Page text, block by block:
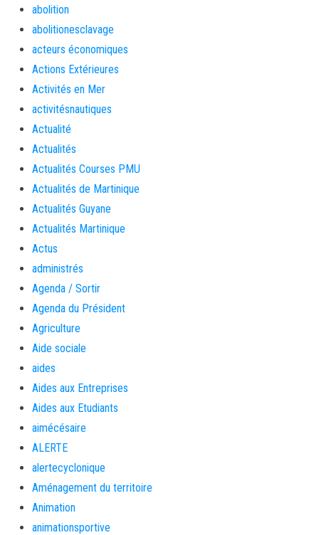
abolition
abolitionesclavage
acteurs économiques
Actions Extérieures
Activités en Mer
activitésnautiques
Actualité
Actualités
Actualités Courses PMU
Actualités de Martinique
Actualités Guyane
Actualités Martinique
Actus
administrés
Agenda / Sortir
Agenda du Président
Agriculture
Aide sociale
aides
Aides aux Entreprises
Aides aux Etudiants
aimécésaire
ALERTE
alertecyclonique
Aménagement du territoire
Animation
animationsportive